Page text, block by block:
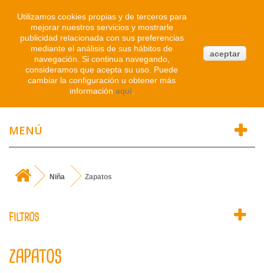
Atendemos WhatsApp
91 214 1542
MENÚ
Niña Zapatos
FILTROS
ZAPATOS
Utilizamos cookies propias y de terceros para
mejorar nuestros servicios y mostrarle
publicidad relacionada con sus preferencias
mediante el análisis de sus hábitos de
navegación. Si continua navegando,
consideramos que acepta su uso. Puede
cambiar la configuración u obtener más
información aquí.
aceptar